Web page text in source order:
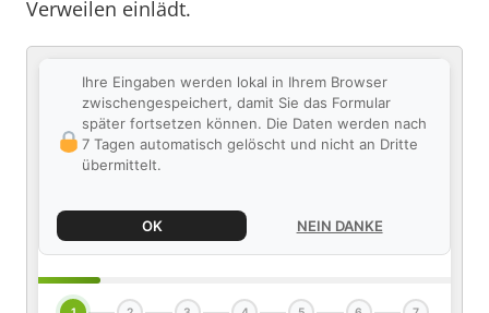
Verweilen einlädt.
Ihre Eingaben werden lokal in Ihrem Browser
zwischengespeichert, damit Sie das Formular
später fortsetzen können. Die Daten werden nach
7 Tagen automatisch gelöscht und nicht an Dritte
übermittelt.
OK NEIN DANKE